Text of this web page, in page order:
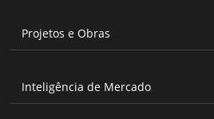
Projetos e Obras
Inteligência de Mercado